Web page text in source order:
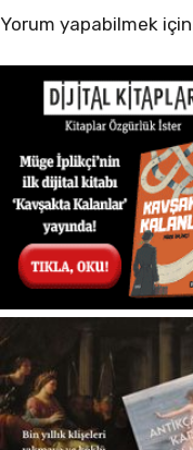
Yorum yapabilmek için